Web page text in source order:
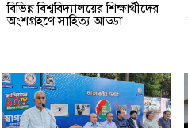
বিভিন্ন বিশ্ববিদ্যালয়ের শিক্ষার্থীদের
অংশগ্রহণে সাহিত্য আড্ডা